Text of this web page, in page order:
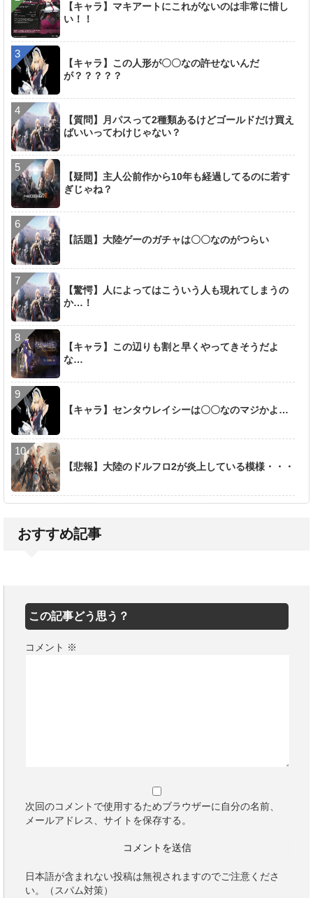
【キャラ】マキアートにこれがないのは非常に惜し
い！！
【キャラ】この人形が〇〇なの許せないんだ
が？？？？？
【質問】月パスって2種類あるけどゴールドだけ買え
ばいいってわけじゃない？
【疑問】主人公前作から10年も経過してるのに若す
ぎじゃね？
【話題】大陸ゲーのガチャは〇〇なのがつらい
【驚愕】人によってはこういう人も現れてしまうの
か…！
【キャラ】この辺りも割と早くやってきそうだよ
な…
【キャラ】センタウレイシーは〇〇なのマジかよ…
【悲報】大陸のドルフロ2が炎上している模様・・・
おすすめ記事
この記事どう思う？
コメント ※
次回のコメントで使用するためブラウザーに自分の名前、
メールアドレス、サイトを保存する。
日本語が含まれない投稿は無視されますのでご注意くださ
い。（スパム対策）